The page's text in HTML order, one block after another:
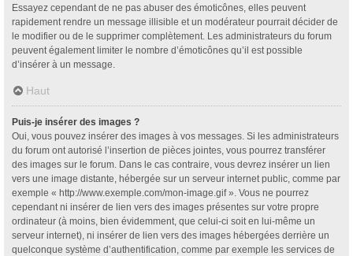
Essayez cependant de ne pas abuser des émoticônes, elles peuvent
rapidement rendre un message illisible et un modérateur pourrait décider de
le modifier ou de le supprimer complètement. Les administrateurs du forum
peuvent également limiter le nombre d’émoticônes qu’il est possible
d’insérer à un message.
Haut
Puis-je insérer des images ?
Oui, vous pouvez insérer des images à vos messages. Si les administrateurs
du forum ont autorisé l’insertion de pièces jointes, vous pourrez transférer
des images sur le forum. Dans le cas contraire, vous devrez insérer un lien
vers une image distante, hébergée sur un serveur internet public, comme par
exemple « http://www.exemple.com/mon-image.gif ». Vous ne pourrez
cependant ni insérer de lien vers des images présentes sur votre propre
ordinateur (à moins, bien évidemment, que celui-ci soit en lui-même un
serveur internet), ni insérer de lien vers des images hébergées derrière un
quelconque système d’authentification, comme par exemple les services de